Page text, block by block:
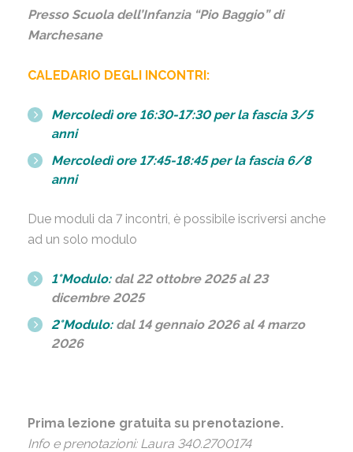
Presso Scuola dell’Infanzia “Pio Baggio” di
Marchesane
CALEDARIO DEGLI INCONTRI:
Mercoledì ore 16:30-17:30 per la fascia 3/5
anni
Mercoledì ore 17:45-18:45 per la fascia 6/8
anni
Due moduli da 7 incontri, è possibile iscriversi anche
ad un solo modulo
1°Modulo:dal 22 ottobre 2025 al 23
dicembre 2025
2°Modulo:dal 14 gennaio 2026 al 4 marzo
2026
Prima lezione gratuita su prenotazione.
Info e prenotazioni: Laura 340.2700174